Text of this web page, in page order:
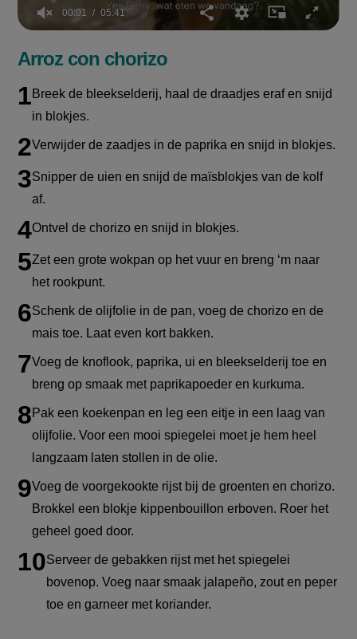
5
41
seconds
00:02 05:41
Arroz con chorizo
Breek de bleekselderij, haal de draadjes eraf en snijd
in blokjes.
Verwijder de zaadjes in de paprika en snijd in blokjes.
Snipper de uien en snijd de maïsblokjes van de kolf
af.
Ontvel de chorizo en snijd in blokjes.
Zet een grote wokpan op het vuur en breng ‘m naar
het rookpunt.
Schenk de olijfolie in de pan, voeg de chorizo en de
mais toe. Laat even kort bakken.
Voeg de knoflook, paprika, ui en bleekselderij toe en
breng op smaak met paprikapoeder en kurkuma.
Pak een koekenpan en leg een eitje in een laag van
olijfolie. Voor een mooi spiegelei moet je hem heel
langzaam laten stollen in de olie.
Voeg de voorgekookte rijst bij de groenten en chorizo.
Brokkel een blokje kippenbouillon erboven. Roer het
geheel goed door.
Serveer de gebakken rijst met het spiegelei
bovenop. Voeg naar smaak jalapeño, zout en peper
toe en garneer met koriander.